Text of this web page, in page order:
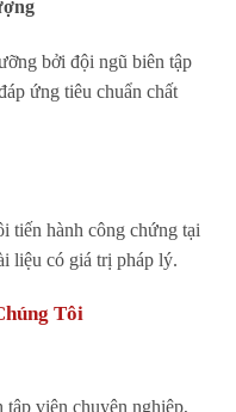
bởi đội ngũ biên tập
ứng tiêu chuẩn chất
tiến hành công chứng tại
liệu có giá trị pháp lý.
Tôi
viên chuyên nghiệp,